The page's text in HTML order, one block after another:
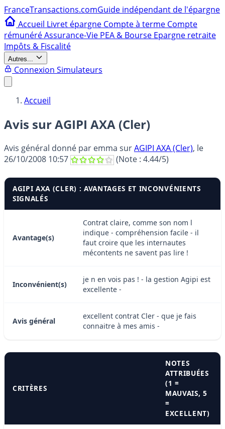
FranceTransactions.comGuide indépendant de l'épargne
Accueil Livret épargne Compte à terme Compte
rémunéréAssurance-Vie PEA & Bourse Epargne retraite
Impôts & Fiscalité
Autres...
Connexion Simulateurs
Accueil
Avis sur AGIPI AXA (Cler)
Avis général donné par emma surAGIPI AXA (Cler), le
26/10/2008 10:57
(Note : 4.44/5)
AGIPI AXA (CLER) : AVANTAGES ET INCONVÉNIENTS
SIGNALÉS
Avantage(s)
Contrat claire, comme son nom l
indique - compréhension facile - il
faut croire que les internautes
mécontents ne savent pas lire !
Inconvénient(s)
je n en vois pas ! - la gestion Agipi est
excellente -
Avis général
excellent contrat Cler - que je fais
connaitre à mes amis -
CRITÈRES
NOTES
ATTRIBUÉES
(1 =
MAUVAIS, 5
=
EXCELLENT)